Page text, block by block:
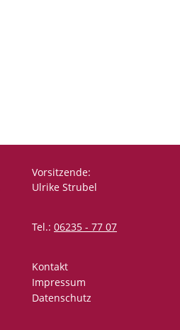
Vorsitzende:
Ulrike Strubel
Tel.: 06235 - 77 07
Kontakt
Impressum
Datenschutz